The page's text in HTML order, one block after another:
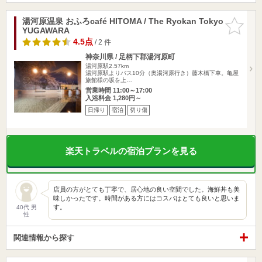
お気に入
りに追加
湯河原温泉 おふろcafé HITOMA / The Ryokan Tokyo
YUGAWARA
4.5点/ 2 件
神奈川県 / 足柄下郡湯河原町
湯河原駅2.57km
湯河原駅よりバス10分（奥湯河原行き）藤木橋下車。亀屋
旅館様の坂を上…
営業時間 11:00～17:00
入浴料金 1,280円～
日帰り 宿泊 切り傷
楽天トラベルの宿泊プランを見る
40代 男
性
店員の方がとても丁寧で、居心地の良い空間でした。海鮮丼も美
味しかったです。時間がある方にはコスパはとても良いと思いま
す。
関連情報から探す